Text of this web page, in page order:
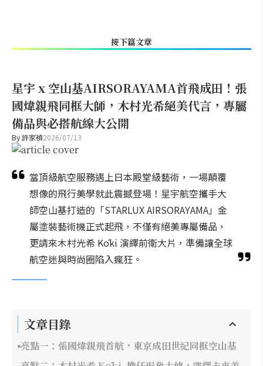
接下篇文章
星宇 x 空山基AIRSORAYAMA首飛成田！張
國煒親飛同框大師，木村光希絕美代言，專屬
備品與必搭航線大公開
By許家禎2026/07/13
當頂級航空服務遇上日本殿堂級藝術，一場顛覆
想像的飛行美學就此震撼登場！星宇航空攜手大
師空山基打造的「STARLUX AIRSORAYAMA」金
屬塗裝藝術機正式起飛，不僅有絕美專屬備品，
更請來木村光希 Kōki 演繹前衛大片，準備讓全球
航空迷與時尚圈陷入瘋狂。
文章目錄
亮點一：張國煒親飛首航，東京成田世紀同框空山基